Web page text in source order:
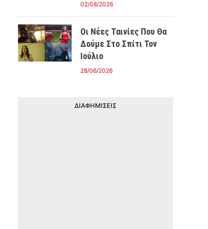
02/08/2026
Οι Νέες Ταινίες Που Θα
Δούμε Στο Σπίτι Τον
Ιούλιο
28/06/2026
ΔΙΑΦΗΜΙΣΕΙΣ